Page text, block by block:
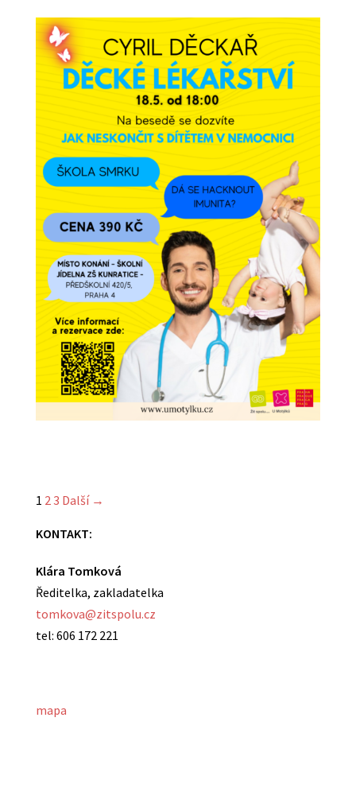
KONTAKT:
Klára Tomková
Ředitelka, zakladatelka
tomkova@zitspolu.cz
tel: 606 172 221
mapa
1 23 Další →